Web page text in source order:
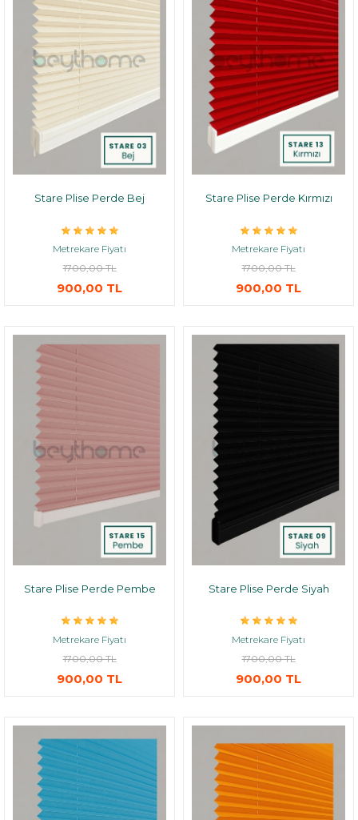
Stare Plise Perde Bej
Metrekare Fiyatı
1700,00 TL
900,00 TL
Stare Plise Perde Kırmızı
Metrekare Fiyatı
1700,00 TL
900,00 TL
Stare Plise Perde Pembe
Metrekare Fiyatı
1700,00 TL
900,00 TL
Stare Plise Perde Siyah
Metrekare Fiyatı
1700,00 TL
900,00 TL